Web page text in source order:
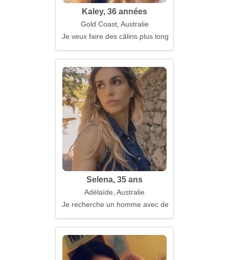
Kaley, 36 années
Gold Coast, Australie
Je veux faire des câlins plus longtemps que parler
Selena, 35 ans
Adélaïde, Australie
Je recherche un homme avec des projets